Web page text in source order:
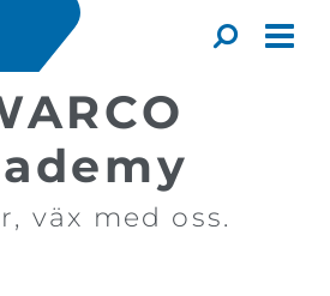
Toggle
väx med oss.